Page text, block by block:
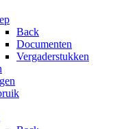
Back
Documenten
Vergaderstukken